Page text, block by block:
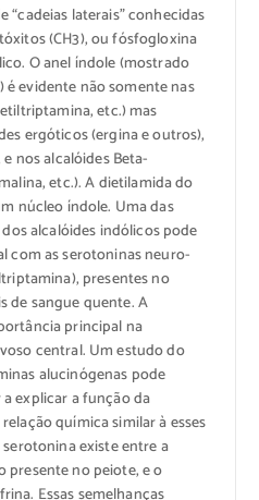
laterais” conhecidas
(CH3), ou fósfogloxina
O anel índole (mostrado
evidente não somente nas
etc.) mas
ergóticos (ergina e outros),
nos alcalóides Beta-
etc.). A dietilamida do
núcleo índole. Uma das
alcalóides indólicos pode
com as serotoninas neuro-
presentes no
de sangue quente. A
principal na
central. Um estudo do
alucinógenas pode
explicar a função da
química similar à esses
existe entre a
presente no peiote, e o
Essas semelhanças